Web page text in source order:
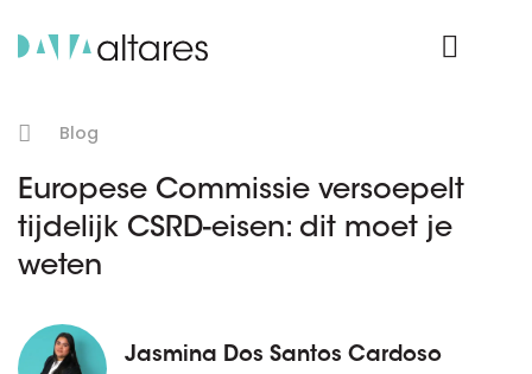
Blog
Europese Commissie versoepelt
tijdelijk CSRD-eisen: dit moet je
weten
Jasmina Dos Santos Cardoso